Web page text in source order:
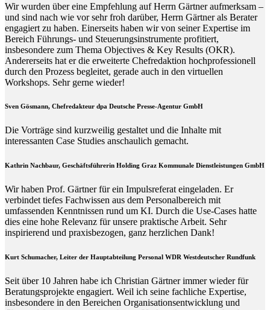
Wir wurden über eine Empfehlung auf Herrn Gärtner aufmerksam –
und sind nach wie vor sehr froh darüber, Herrn Gärtner als Berater
engagiert zu haben. Einerseits haben wir von seiner Expertise im
Bereich Führungs- und Steuerungsinstrumente profitiert,
insbesondere zum Thema Objectives & Key Results (OKR).
Andererseits hat er die erweiterte Chefredaktion hochprofessionell
durch den Prozess begleitet, gerade auch in den virtuellen
Workshops. Sehr gerne wieder!
Sven Gösmann, Chefredakteur dpa Deutsche Presse-Agentur GmbH
Die Vorträge sind kurzweilig gestaltet und die Inhalte mit
interessanten Case Studies anschaulich gemacht.
Kathrin Nachbaur, Geschäftsführerin Holding Graz Kommunale Dienstleistungen GmbH
Wir haben Prof. Gärtner für ein Impulsreferat eingeladen. Er
verbindet tiefes Fachwissen aus dem Personalbereich mit
umfassenden Kenntnissen rund um KI. Durch die Use-Cases hatte
dies eine hohe Relevanz für unsere praktische Arbeit. Sehr
inspirierend und praxisbezogen, ganz herzlichen Dank!
Kurt Schumacher, Leiter der Hauptabteilung Personal WDR Westdeutscher Rundfunk
Seit über 10 Jahren habe ich Christian Gärtner immer wieder für
Beratungsprojekte engagiert. Weil ich seine fachliche Expertise,
insbesondere in den Bereichen Organisationsentwicklung und